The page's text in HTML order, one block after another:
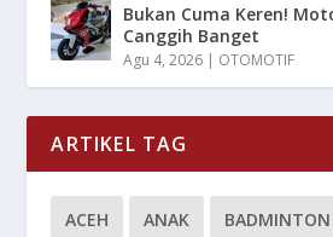
Bukan Cuma Keren!
Canggih Banget
Agu 4, 2026 | OTOMOTIF
ARTIKEL TAG
ACEH ANAK BADMINTON